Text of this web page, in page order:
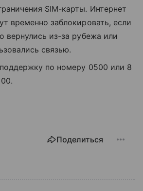
SIM-карты. Интернет
временно заблокировать, если
вернулись из-за рубежа или
связью.
по номеру 0500 или 8
Поделиться